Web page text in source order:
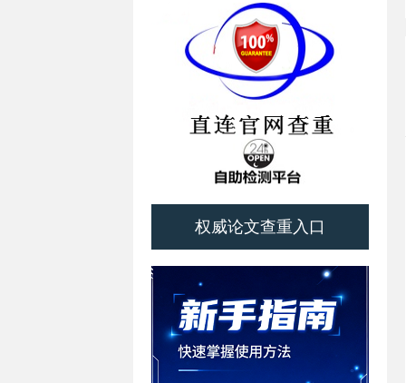
权威论文查重入口